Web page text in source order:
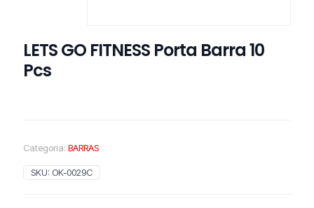
LETS GO FITNESS Porta Barra 10
Pcs
Categoría: BARRAS
SKU: OK-0029C